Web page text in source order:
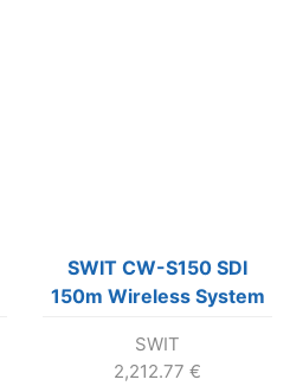
SWIT CW-S150 SDI
150m Wireless System
SWIT
2,212.77 €